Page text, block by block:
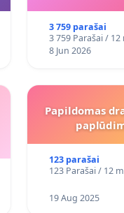
3 759 parašai
3 759 Parašai /
8 Jun 2026
Papildomas
123 parašai
123 Parašai / 12
19 Aug 2025